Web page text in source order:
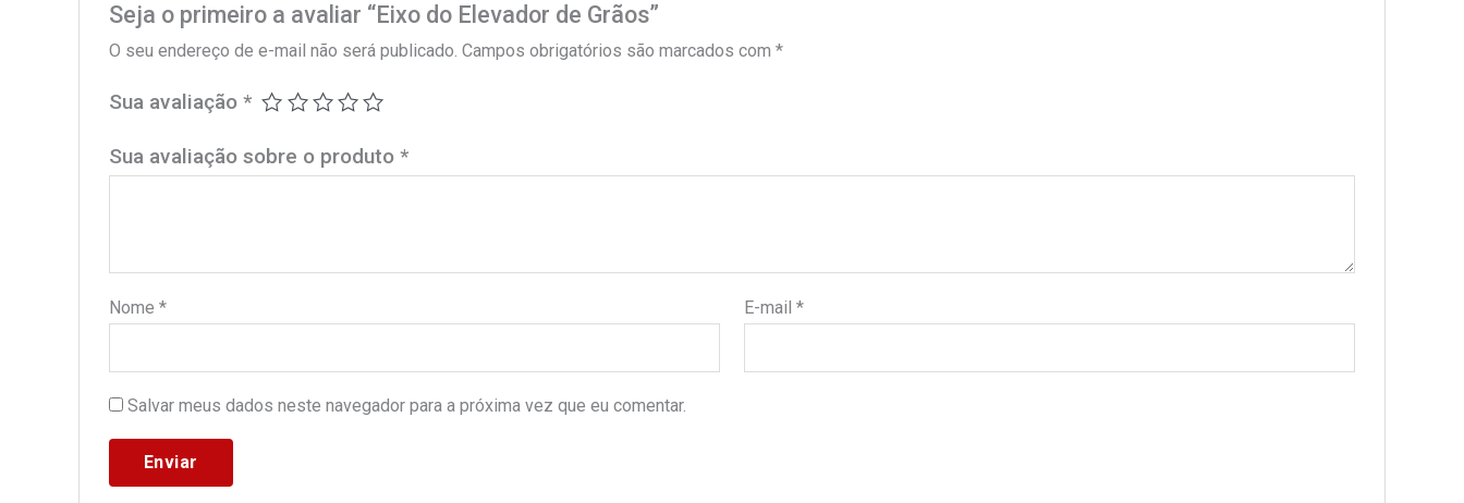
Seja o primeiro a avaliar “Eixo do Elevador de Grãos”
O seu endereço de e-mail não será publicado. Campos obrigatórios são marcados com *
Sua avaliação *
Sua avaliação sobre o produto *
Nome * E-mail*
Salvar meus dados neste navegador para a próxima vez que eu comentar.